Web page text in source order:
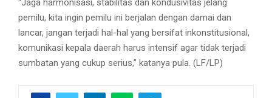
“Jaga harmonisasi, stabilitas dan kondusivitas jelang
pemilu, kita ingin pemilu ini berjalan dengan damai dan
lancar, jangan terjadi hal-hal yang bersifat inkonstitusional,
komunikasi kepala daerah harus intensif agar tidak terjadi
sumbatan yang cukup serius,” katanya pula. (LF/LP)